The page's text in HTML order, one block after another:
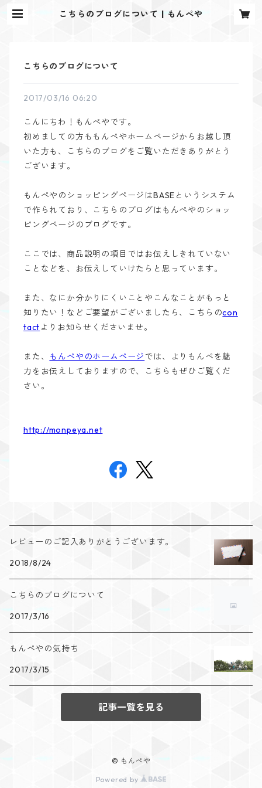
こちらのブログについて | もんぺや
こちらのブログについて
2017/03/16 06:20
こんにちわ！もんぺやです。
初めましての方ももんぺやホームページからお越し頂
いた方も、こちらのブログをご覧いただきありがとう
ございます。
もんぺやのショッピングページはBASEというシステム
で作られており、こちらのブログはもんぺやのショッ
ピングページのブログです。
ここでは、商品説明の項目ではお伝えしきれていない
ことなどを、お伝えしていけたらと思っています。
また、なにか分かりにくいことやこんなことがもっと
知りたい！などご要望がございましたら、こちらのcon
tact よりお知らせくださいませ。
また、 もんぺやのホームページ では、よりもんぺを魅
力をお伝えしておりますので、こちらもぜひご覧くだ
さい。
http://monpeya.net
レビューのご記入ありがとうございます。
2018/8/24
こちらのブログについて
2017/3/16
もんぺやの気持ち
2017/3/15
記事一覧を見る
© もんぺや
Powered by